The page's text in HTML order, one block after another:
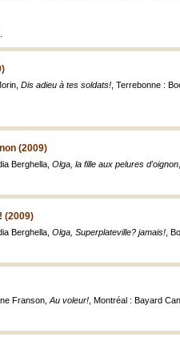
Dis adieu à tes soldats! , Terrebonne :
(2009)
Berghella, Olga, la fille aux pelures d'oignon
(2009)
Berghella, Olga, Superplateville? jamais! ,
Franson, Au voleur! , Montréal : Bayard